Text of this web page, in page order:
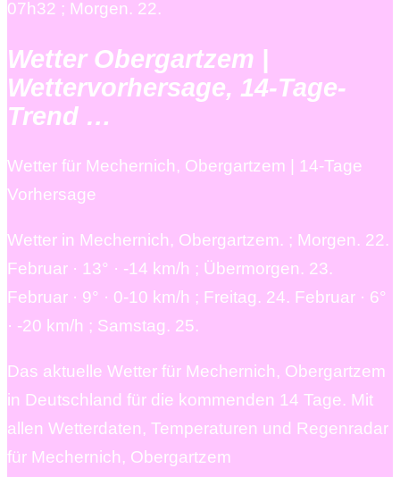
07h32 ; Morgen. 22.
Wetter Obergartzem |
Wettervorhersage, 14-Tage-
Trend …
Wetter für Mechernich, Obergartzem | 14-Tage
Vorhersage
Wetter in Mechernich, Obergartzem. ; Morgen. 22.
Februar · 13° · -14 km/h ; Übermorgen. 23.
Februar · 9° · 0-10 km/h ; Freitag. 24. Februar · 6°
· -20 km/h ; Samstag. 25.
Das aktuelle Wetter für Mechernich, Obergartzem
in Deutschland für die kommenden 14 Tage. Mit
allen Wetterdaten, Temperaturen und Regenradar
für Mechernich, Obergartzem